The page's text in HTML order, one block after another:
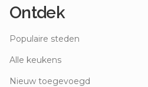
Ontdek
Populaire steden
Alle keukens
Nieuw toegevoegd